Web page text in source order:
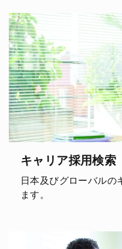
キャリア採用検索
日本及びグローバルの
ます。